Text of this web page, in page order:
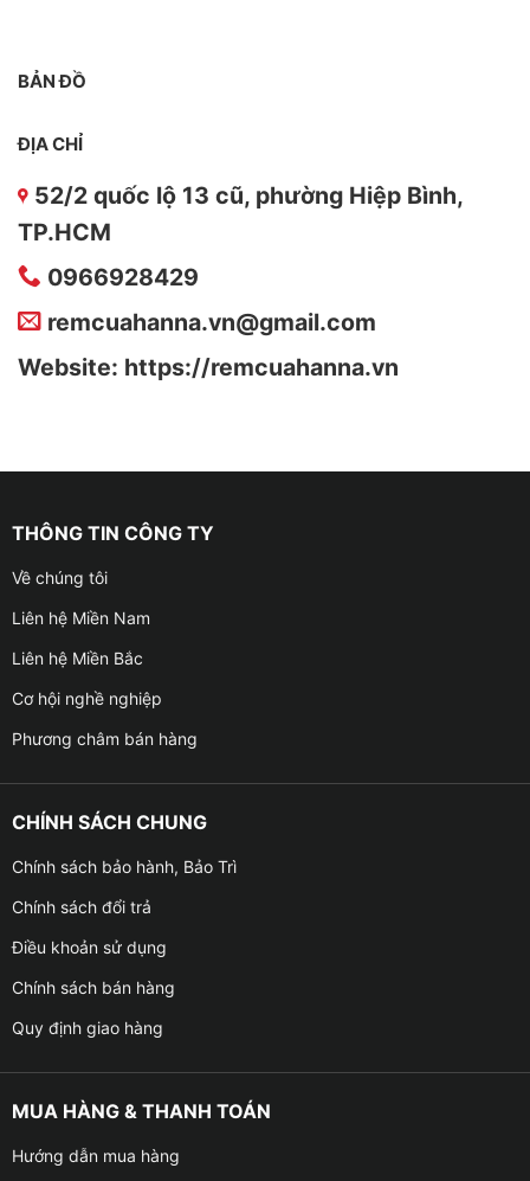
BẢN ĐỒ
ĐỊA CHỈ
52/2 quốc lộ 13 cũ, phường Hiệp Bình,
TP.HCM
0966928429
remcuahanna.vn@gmail.com
Website: https://remcuahanna.vn
THÔNG TIN CÔNG TY
Về chúng tôi
Liên hệ Miền Nam
Liên hệ Miền Bắc
Cơ hội nghề nghiệp
Phương châm bán hàng
CHÍNH SÁCH CHUNG
Chính sách bảo hành, Bảo Trì
Chính sách đổi trả
Điều khoản sử dụng
Chính sách bán hàng
Quy định giao hàng
MUA HÀNG & THANH TOÁN
Hướng dẫn mua hàng